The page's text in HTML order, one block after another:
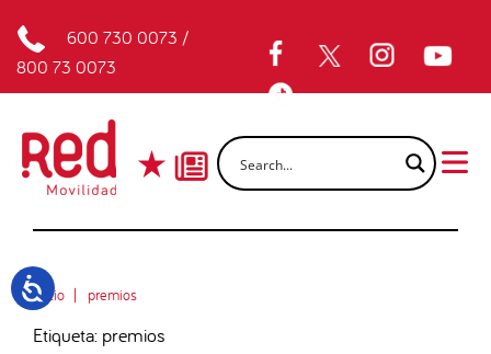
600 730 0073 /
800 73 0073
Inicio premios
Etiqueta: premios